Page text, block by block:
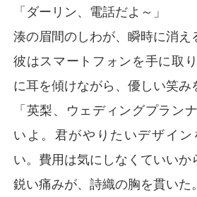
「ダーリン、電話だよ～」
湊の眉間のしわが、瞬時に消え
彼はスマートフォンを手に取
に耳を傾けながら、優しい笑み
「英梨、ウェディングプラン
いよ。君がやりたいデザイ
い。費用は気にしなくていいか
鋭い痛みが、詩織の胸を貫いた。